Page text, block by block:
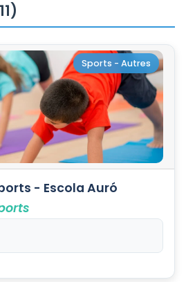
Sports - Autres
- Escola Auró